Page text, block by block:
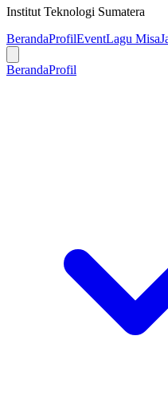
Institut Teknologi Sumatera
BerandaProfilEventLagu Misa
BerandaProfil